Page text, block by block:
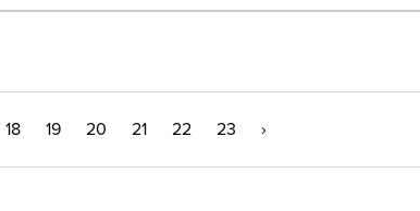
18 19 20 21 22 23 ›